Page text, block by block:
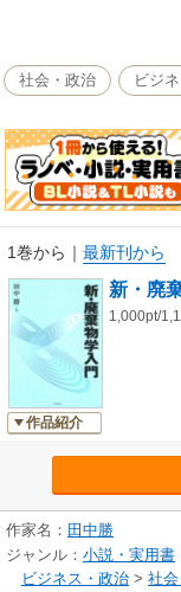
身近なごみの分別から
ど喫緊の課題を、廃棄物
棄物学入門』を全面改
章末に「演習問題」を設
社会・政治 ビジ
1巻から ｜ 最新刊から
作品紹介
新・廃
1,000pt/
作家名： 田中勝
ジャンル： 小説・実用書
ビジネス・政治 > 社